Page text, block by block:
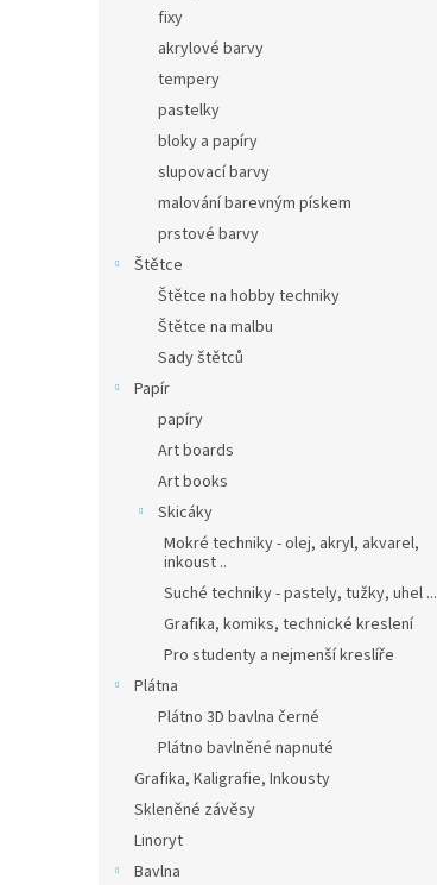
fixy
akrylové barvy
tempery
pastelky
bloky a papíry
slupovací barvy
malování barevným pískem
prstové barvy
Štětce
Štětce na hobby techniky
Štětce na malbu
Sady štětců
Papír
papíry
Art boards
Art books
Skicáky
Mokré techniky - olej, akryl, akvarel,
inkoust ..
Suché techniky - pastely, tužky, uhel ...
Grafika, komiks, technické kreslení
Pro studenty a nejmenší kreslíře
Plátna
Plátno 3D bavlna černé
Plátno bavlněné napnuté
Grafika, Kaligrafie, Inkousty
Skleněné závěsy
Linoryt
Bavlna